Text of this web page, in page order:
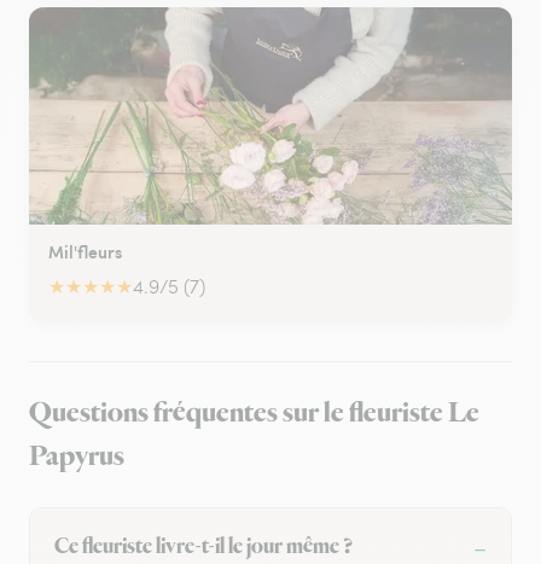
Mil'fleurs
★★★★★4.9/5 (7)
Questions fréquentes sur le fleuriste Le
Papyrus
Ce fleuriste livre-t-il le jour même ?